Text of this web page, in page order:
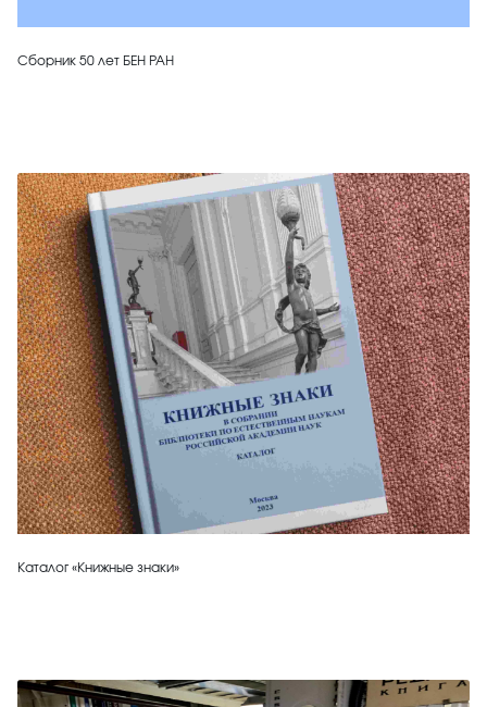
Сборник 50 лет БЕН РАН
Каталог «Книжные знаки»